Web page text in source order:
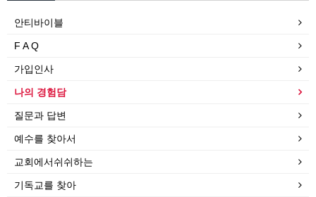
안티바이블
F A Q
가입인사
나의 경험담
질문과 답변
예수를 찾아서
교회에서쉬쉬하는
기독교를 찾아